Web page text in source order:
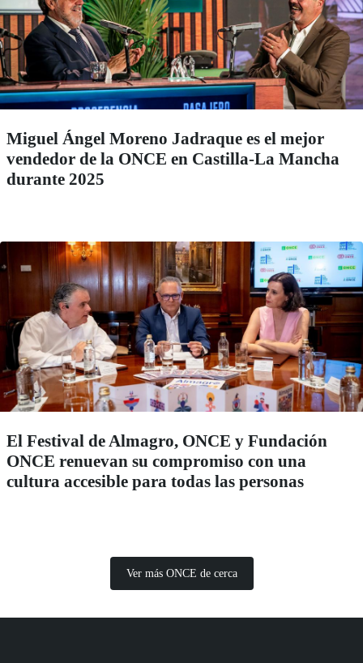
Miguel Ángel Moreno Jadraque es el mejor
vendedor de la ONCE en Castilla-La Mancha
durante 2025
El Festival de Almagro, ONCE y Fundación
ONCE renuevan su compromiso con una
cultura accesible para todas las personas
Ver más ONCE de cerca